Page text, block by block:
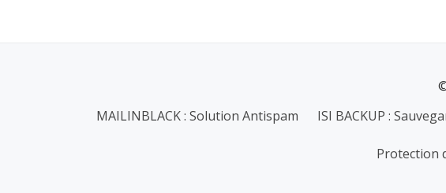
SECONDAIRE
MAILINBLACK : Solution Antispam ISI BACKUP :
Protection